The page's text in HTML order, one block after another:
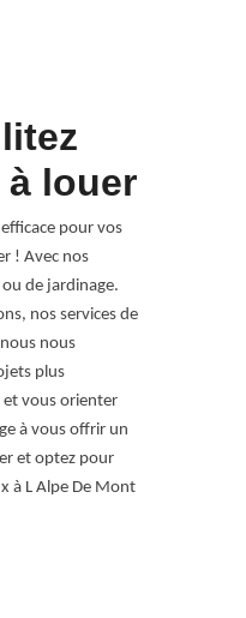
louer
pour vos
! Avec nos
de jardinage.
nos services de
nous
plus
et vous orienter
à vous offrir un
et optez pour
à L Alpe De Mont